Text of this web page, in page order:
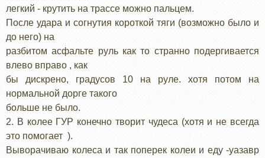
легкий - крутить на трассе можно пальцем.
После удара и согнутия короткой тяги (возможно было и
до него) на
разбитом асфальте руль как то странно подергивается
влево вправо , как
бы дискрено, градусов 10 на руле. хотя потом на
нормальной дорге такого
больше не было.
2. В колее ГУР конечно творит чудеса (хотя и не всегда
это помогает ).
Выворачиваю колеса и так поперек колеи и еду -уазавр